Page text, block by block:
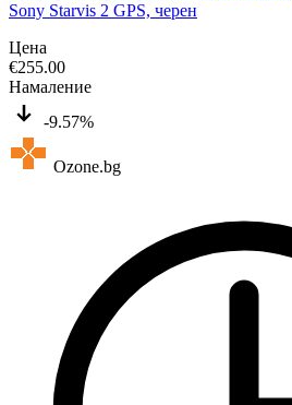
Sony Starvis 2 GPS, черен
Цена
€255.00
Намаление
-9.57%
Ozone.bg